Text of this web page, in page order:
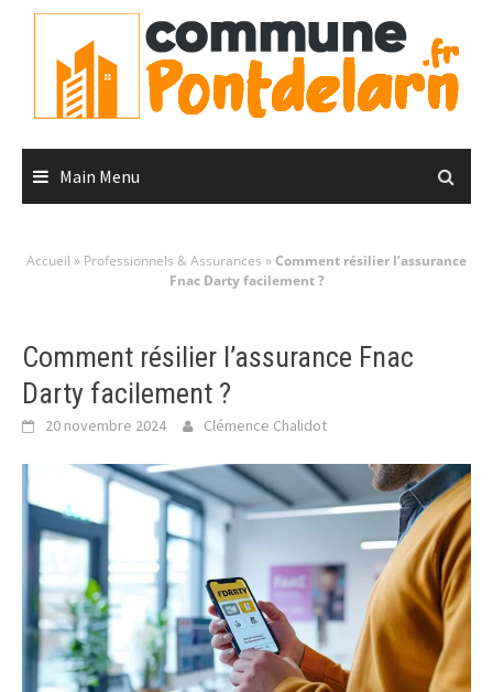
content
Main Menu
Accueil » Professionnels & Assurances » Comment résilier l’assurance
Fnac Darty facilement ?
Comment résilier l’assurance Fnac
Darty facilement ?
20 novembre 2024 Clémence Chalidot